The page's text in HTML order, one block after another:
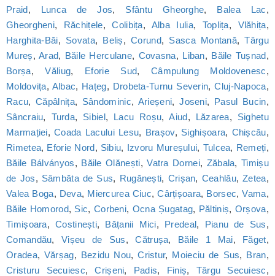
Praid, Lunca de Jos, Sfântu Gheorghe, Balea Lac,
Gheorgheni, Răchițele,Colibița, Alba Iulia, Toplița, Vlăhița,
Harghita-Băi, Sovata, Beliș,Corund, Sasca Montană,Târgu
Mureș, Arad, Băile Herculane, Covasna, Liban, Băile Tușnad,
Borșa,Văliug, Eforie Sud,Câmpulung Moldovenesc,
Moldovița, Albac, Hațeg, Drobeta-Turnu Severin,Cluj-Napoca,
Racu,Căpâlnița, Sândominic, Arieșeni,Joseni, Pasul Bucin,
Sâncraiu, Turda, Sibiel, Lacu Roșu,Aiud, Lăzarea, Sighetu
Marmației,Coada Lacului Lesu, Brașov, Sighișoara, Chișcău,
Rimetea, Eforie Nord, Sibiu, Izvoru Mureșului, Tulcea, Remeți,
Băile Bálványos, Băile Olănești,Vatra Dornei, Zăbala,Timișu
de Jos, Sâmbăta de Sus, Rugănești, Crișan, Ceahlău,Zetea,
Valea Boga, Deva, Miercurea Ciuc,Cârțișoara, Borsec,Vama,
Băile Homorod, Sic, Corbeni, Ocna Șugatag, Păltiniș, Orșova,
Timișoara,Costinești, Bățanii Mici, Predeal, Pianu de Sus,
Comandău,Vișeu de Sus,Cătrușa, Băile 1 Mai, Făget,
Oradea, Vărșag, Bezidu Nou,Cristur, Moieciu de Sus, Bran,
Cristuru Secuiesc,Crișeni, Padis, Finiș, Târgu Secuiesc,